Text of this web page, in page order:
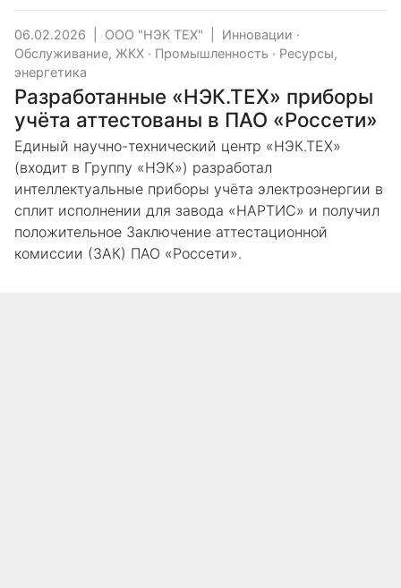
06.02.2026 ООО "НЭК ТЕХ" Инновации ·
Обслуживание, ЖКХ · Промышленность · Ресурсы,
энергетика
Разработанные «НЭК.ТЕХ» приборы
учёта аттестованы в ПАО «Россети»
Единый научно-технический центр «НЭК.ТЕХ»
(входит в Группу «НЭК») разработал
интеллектуальные приборы учёта электроэнергии в
сплит исполнении для завода «НАРТИС» и получил
положительное Заключение аттестационной
комиссии (ЗАК) ПАО «Россети».